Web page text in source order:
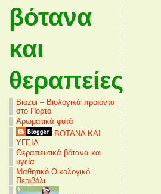
βότανα
και
θεραπείες
Biozoi – Βιολογικά προιόντα
στο Πόρτο
Αρωματικά φυτά
ΒΟΤΑΝΑ ΚΑΙ
ΥΓΕΙΑ
Θεραπευτικά βότανα και
υγεία
Μαθητικό Οικολογικό
Περιβόλι